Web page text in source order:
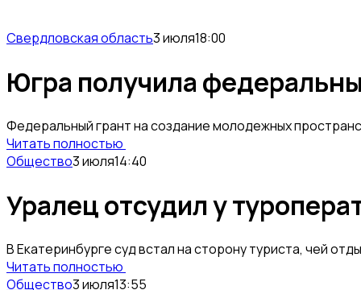
Свердловская область3 июля18:00
Югра получила
Федеральный грант на создание молодежных
Читать полностью
Общество3 июля14:40
Уралец отсудил у
В Екатеринбурге суд встал на сторону туриста, чей
Читать полностью
Общество3 июля13:55